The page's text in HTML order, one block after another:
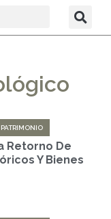
Retorno De
Y Bienes